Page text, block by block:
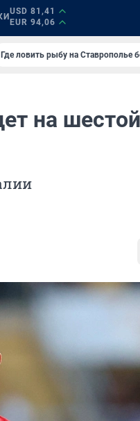
USD 81,41
EUR 94,06
Где ловить рыбу на Ставрополье
на шестой